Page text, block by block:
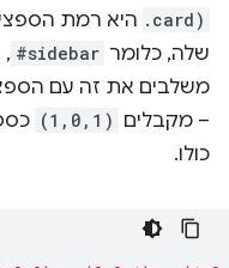
.card) היא רמת
שלה, כלומר #sidebar
,
משלבים את זה עם
– מקבלים (1,0,1)
כולו.